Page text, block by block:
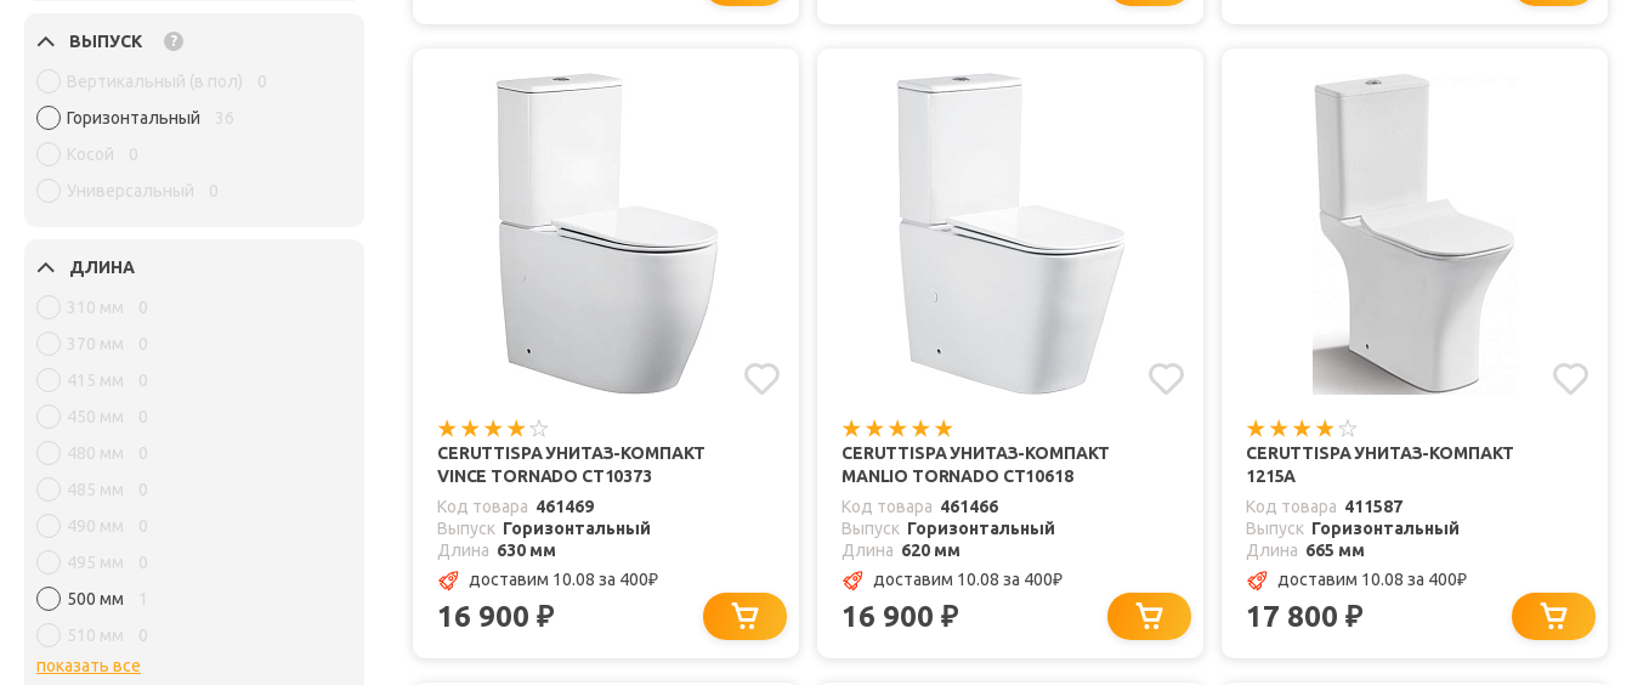
ВЫПУСК ?
Вертикальный (в пол)
0
Горизонтальный
36
Косой
0
Универсальный
0
ДЛИНА
310 мм
0
370 мм
0
415 мм
0
450 мм
0
480 мм
0
485 мм
0
490 мм
0
495 мм
0
500 мм
1
510 мм
0
показать все
CERUTTISPA УНИТАЗ-КОМПАКТ
VINCE TORNADO CT10373
Код товара 461469
Выпуск Горизонтальный
Длина 630 мм
доставим 10.08 за 400₽
16 900 ₽
CERUTTISPA УНИТАЗ-КОМПАКТ
MANLIO TORNADO CT10618
Код товара 461466
Выпуск Горизонтальный
Длина 620 мм
доставим 10.08 за 400₽
16 900 ₽
CERUTTISPA УНИТАЗ-КОМПАКТ
1215A
Код товара 411587
Выпуск Горизонтальный
Длина 665 мм
доставим 10.08 за 400₽
17 800 ₽